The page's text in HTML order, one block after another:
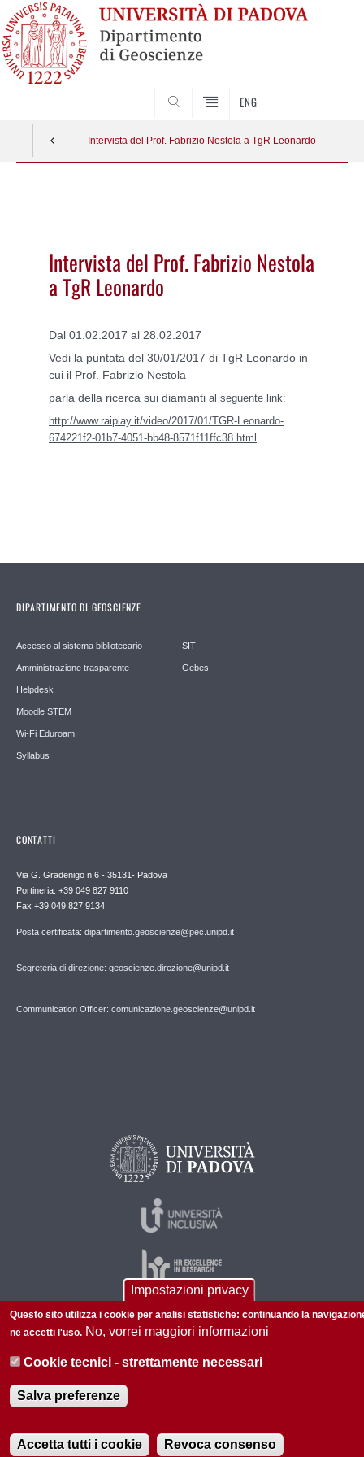
ENG
Intervista del Prof. Fabrizio Nestola a TgR Leonardo
Intervista del Prof. Fabrizio Nestola
a TgR Leonardo
Dal 01.02.2017 al 28.02.2017
Vedi la puntata del 30/01/2017 di TgR Leonardo in
cui il Prof. Fabrizio Nestola
parla della ricerca sui diamanti al seguente link:
http://www.raiplay.it/video/2017/01/TGR-Leonardo-
674221f2-01b7-4051-bb48-8571f11ffc38.html
DIPARTIMENTO DI GEOSCIENZE
Accesso al sistema bibliotecario
Amministrazione trasparente
Helpdesk
Moodle STEM
Wi-Fi Eduroam
Syllabus
SIT
Gebes
CONTATTI
Via G. Gradenigo n.6 - 35131- Padova
Portineria: +39 049 827 9110
Fax +39 049 827 9134
Posta certificata: dipartimento.geoscienze@pec.unipd.it
Segreteria di direzione: geoscienze.direzione@unipd.it
Communication Officer: comunicazione.geoscienze@unipd.it
© 2026 Università di Padova - Tutti i diritti riservati
P.I. 00742430283 C.F. 80006480281
Informazioni su questo sito
Impostazioni privacy
Questo sito utilizza i cookie per analisi statistiche: continuando la
ne accetti l'uso. No, vorrei maggiori informazioni
Cookie tecnici - strettamente necessari
Salva preferenze
Accetta tutti i cookie Revoca consenso